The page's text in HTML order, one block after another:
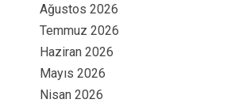
Ağustos 2026
Temmuz 2026
Haziran 2026
Mayıs 2026
Nisan 2026